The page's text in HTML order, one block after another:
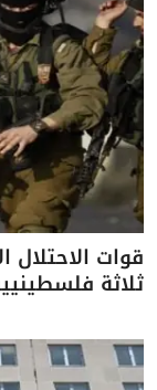
قوات الاحتلال
ثلاثة